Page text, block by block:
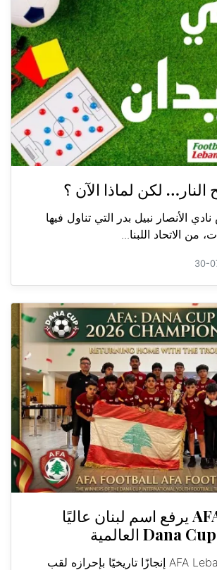
النار… لكن لماذا الآن ؟
الأنصار نبيل بدر التي تناول فيها
من الاتحاد اللبنا...
30-
AFA Lebanon يرفع اسم لبنان عاليًا
حقق فريق AFA Lebanon إنجازًا تاريخيًا بإحرازه لقب